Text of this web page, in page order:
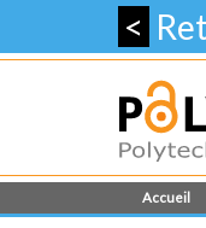
<
Accueil